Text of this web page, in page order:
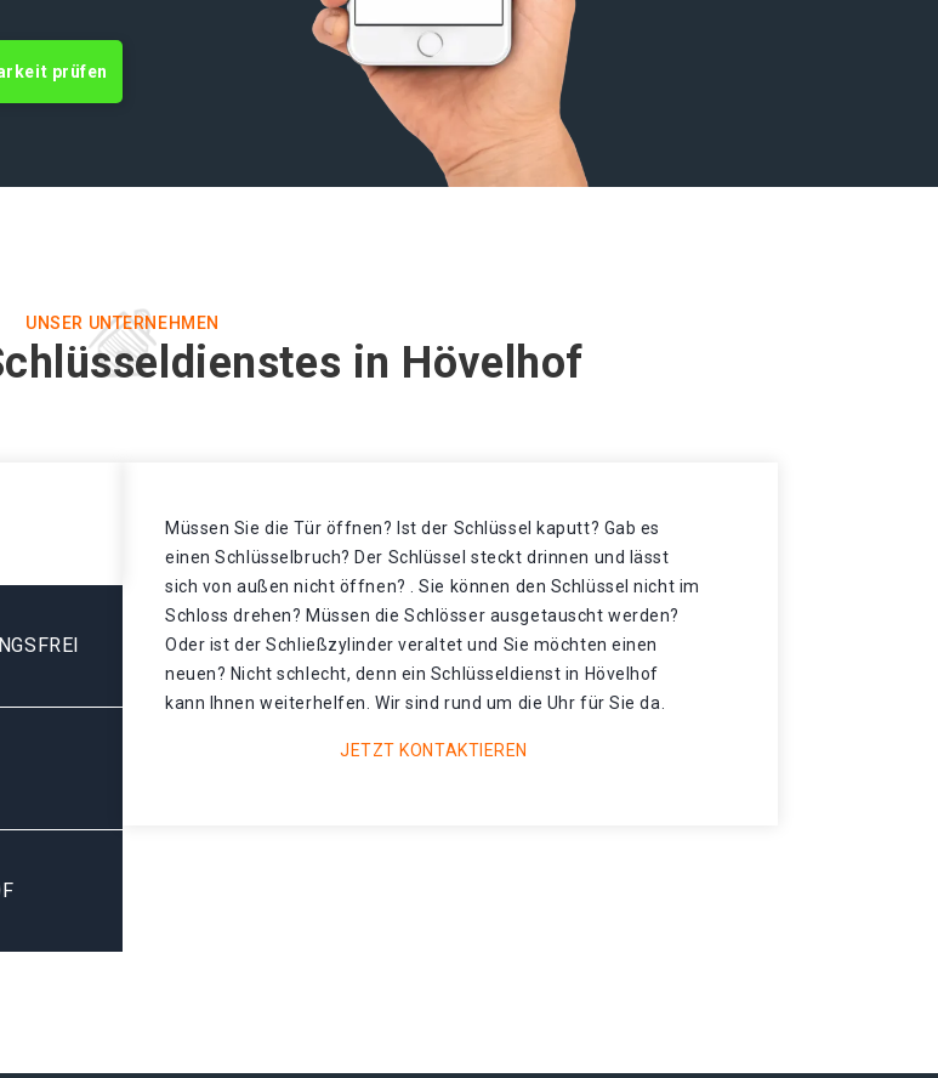
prüfen
UNSER UNTERNEHMEN
in Hövelhof
Müssen Sie die Tür öffnen? Ist der Schlüssel kaputt? Gab es
einen Schlüsselbruch? Der Schlüssel steckt drinnen und lässt
sich von außen nicht öffnen? . Sie können den Schlüssel nicht im
Schloss drehen? Müssen die Schlösser ausgetauscht werden?
Oder ist der Schließzylinder veraltet und Sie möchten einen
neuen? Nicht schlecht, denn ein Schlüsseldienst in Hövelhof
kann Ihnen weiterhelfen. Wir sind rund um die Uhr für Sie da.
JETZT KONTAKTIEREN